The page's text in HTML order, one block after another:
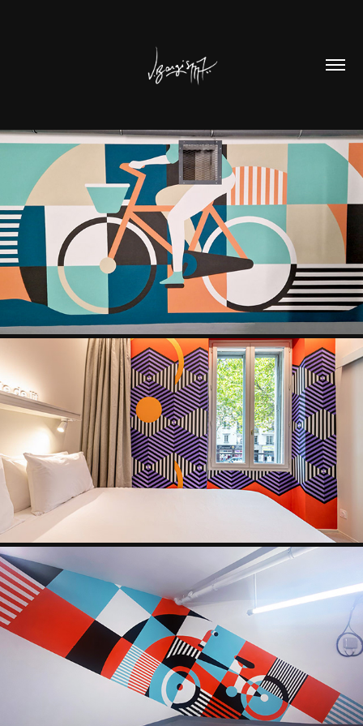
ICADE 24
2024
HÔTEL GRAPHIK MONTPARNASSE
2023
CLAMART CYCLES
2023